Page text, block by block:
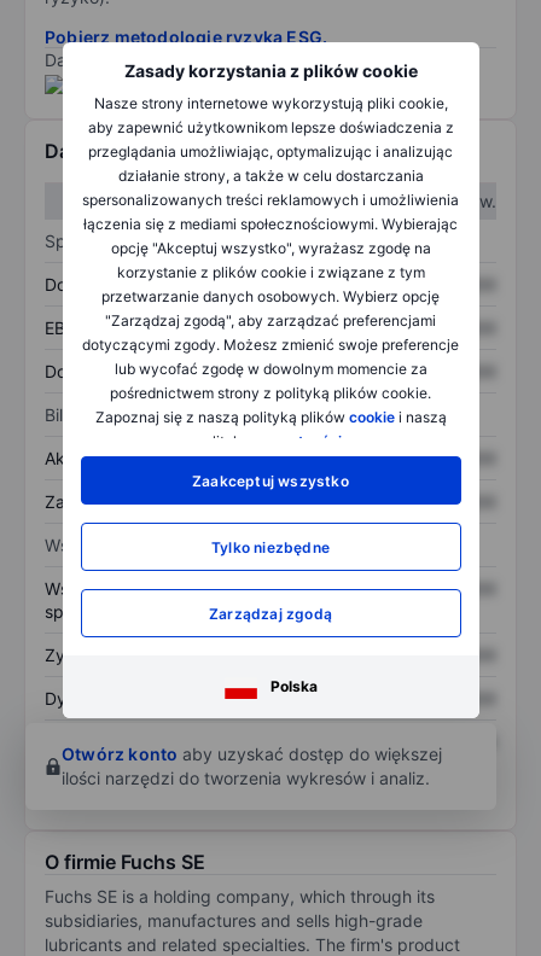
Zasady korzystania z plików cookie
Nasze strony internetowe wykorzystują pliki cookie,
aby zapewnić użytkownikom lepsze doświadczenia z
przeglądania umożliwiając, optymalizując i analizując
działanie strony, a także w celu dostarczania
spersonalizowanych treści reklamowych i umożliwienia
łączenia się z mediami społecznościowymi. Wybierając
opcję "Akceptuj wszystko", wyrażasz zgodę na
korzystanie z plików cookie i związane z tym
przetwarzanie danych osobowych. Wybierz opcję
"Zarządzaj zgodą", aby zarządzać preferencjami
dotyczącymi zgody. Możesz zmienić swoje preferencje
lub wycofać zgodę w dowolnym momencie za
pośrednictwem strony z polityką plików cookie.
Zapoznaj się z naszą polityką plików cookiei naszą
polityką
prywatności
Zaakceptuj wszystko
Tylko niezbędne
Zarządzaj zgodą
Polska
Pobierz metodologię ryzyka ESG.
Dane dostarczone przez
Dane finansowe
W I kw.
W II kw.
Sprawozdanie z zysków
Dochód XXXXXXX XXXXXXX
EBITDA XXXXXXX XXXXXXX
Dochód netto XXXXXXX XXXXXXX
Bilans
Aktywa ogółem XXXXXXX XXXXXXX
Zadłużenie ogółem XXXXXXX XXXXXXX
Wskaźniki
Współczynnik cena do
sprzedaży
XXXXXXX XXXXXXX
Zysk na akcję
Dywidenda na akcję XXXXXXX
własnego
Otwórz konto aby uzyskać dostęp do większej
ilości narzędzi do tworzenia wykresów i analiz.
O firmie Fuchs SE
Fuchs SE is a holding company, which through its
subsidiaries, manufactures and sells high-grade
lubricants and related specialties. The firm's product